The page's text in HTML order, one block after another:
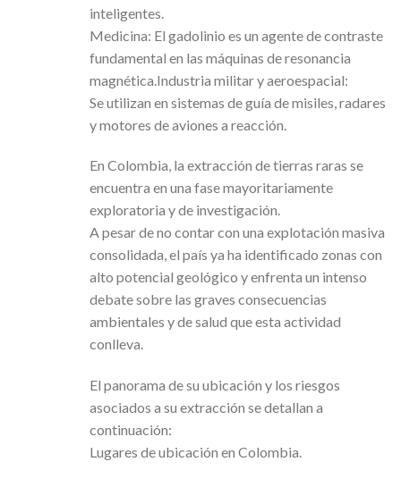
inteligentes.
Medicina: El gadolinio es un agente de contraste
fundamental en las máquinas de resonancia
magnética.Industria militar y aeroespacial:
Se utilizan en sistemas de guía de misiles, radares
y motores de aviones a reacción.
En Colombia, la extracción de tierras raras se
encuentra en una fase mayoritariamente
exploratoria y de investigación.
A pesar de no contar con una explotación masiva
consolidada, el país ya ha identificado zonas con
alto potencial geológico y enfrenta un intenso
debate sobre las graves consecuencias
ambientales y de salud que esta actividad
conlleva.
El panorama de su ubicación y los riesgos
asociados a su extracción se detallan a
continuación:
Lugares de ubicación en Colombia.